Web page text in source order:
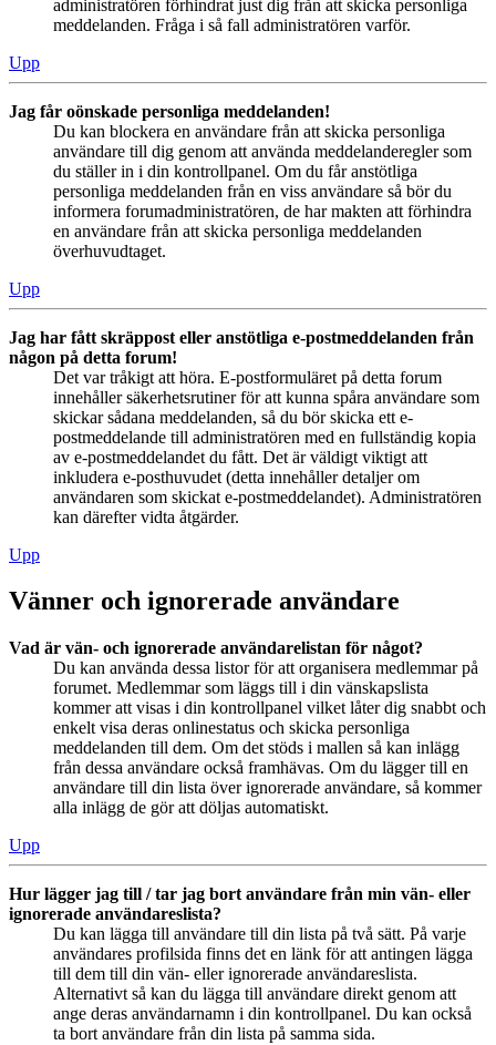
administratören förhindrat just dig från att skicka personliga
meddelanden. Fråga i så fall administratören varför.
Upp
Jag får oönskade personliga meddelanden!
Du kan blockera en användare från att skicka personliga
användare till dig genom att använda meddelanderegler som
du ställer in i din kontrollpanel. Om du får anstötliga
personliga meddelanden från en viss användare så bör du
informera forumadministratören, de har makten att förhindra
en användare från att skicka personliga meddelanden
överhuvudtaget.
Upp
Jag har fått skräppost eller anstötliga e-postmeddelanden från
någon på detta forum!
Det var tråkigt att höra. E-postformuläret på detta forum
innehåller säkerhetsrutiner för att kunna spåra användare som
skickar sådana meddelanden, så du bör skicka ett e-
postmeddelande till administratören med en fullständig kopia
av e-postmeddelandet du fått. Det är väldigt viktigt att
inkludera e-posthuvudet (detta innehåller detaljer om
användaren som skickat e-postmeddelandet). Administratören
kan därefter vidta åtgärder.
Upp
Vänner och ignorerade användare
Vad är vän- och ignorerade användarelistan för något?
Du kan använda dessa listor för att organisera medlemmar på
forumet. Medlemmar som läggs till i din vänskapslista
kommer att visas i din kontrollpanel vilket låter dig snabbt och
enkelt visa deras onlinestatus och skicka personliga
meddelanden till dem. Om det stöds i mallen så kan inlägg
från dessa användare också framhävas. Om du lägger till en
användare till din lista över ignorerade användare, så kommer
alla inlägg de gör att döljas automatiskt.
Upp
Hur lägger jag till / tar jag bort användare från min vän- eller
ignorerade användareslista?
Du kan lägga till användare till din lista på två sätt. På varje
användares profilsida finns det en länk för att antingen lägga
till dem till din vän- eller ignorerade användareslista.
Alternativt så kan du lägga till användare direkt genom att
ange deras användarnamn i din kontrollpanel. Du kan också
ta bort användare från din lista på samma sida.